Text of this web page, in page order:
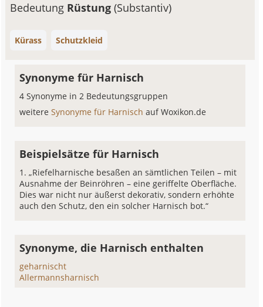
Bedeutung Rüstung(Substantiv)
Kürass Schutzkleid
Synonyme für Harnisch
4 Synonyme in 2 Bedeutungsgruppen
weitereSynonyme für Harnischauf Woxikon.de
Beispielsätze für Harnisch
„Riefelharnische besaßen an sämtlichen Teilen – mit
Ausnahme der Beinröhren – eine geriffelte Oberfläche.
Dies war nicht nur äußerst dekorativ, sondern erhöhte
auch den Schutz, den ein solcher Harnisch bot.“
Synonyme, die Harnisch enthalten
geharnischt
Allermannsharnisch